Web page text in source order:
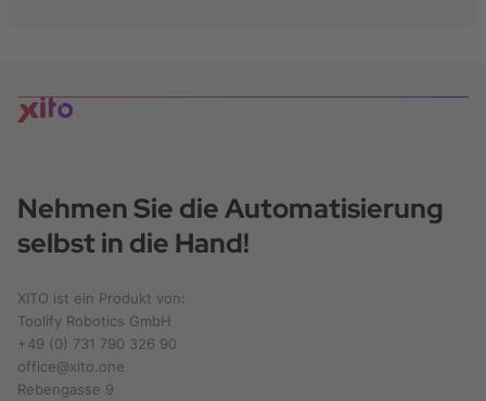
Nehmen Sie die Automatisierung
selbst in die Hand!
XITO ist ein Produkt von:
Toolify Robotics GmbH
+49 (0) 731 790 326 90
office@xito.one
Rebengasse 9